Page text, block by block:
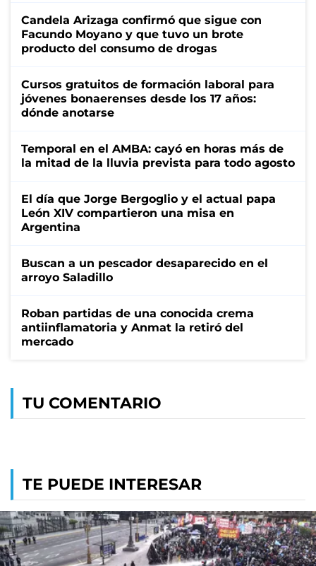
Candela Arizaga confirmó que sigue con
Facundo Moyano y que tuvo un brote
producto del consumo de drogas
Cursos gratuitos de formación laboral para
jóvenes bonaerenses desde los 17 años:
dónde anotarse
Temporal en el AMBA: cayó en horas más de
la mitad de la lluvia prevista para todo agosto
El día que Jorge Bergoglio y el actual papa
León XIV compartieron una misa en
Argentina
Buscan a un pescador desaparecido en el
arroyo Saladillo
Roban partidas de una conocida crema
antiinflamatoria y Anmat la retiró del
mercado
TU COMENTARIO
TE PUEDE INTERESAR